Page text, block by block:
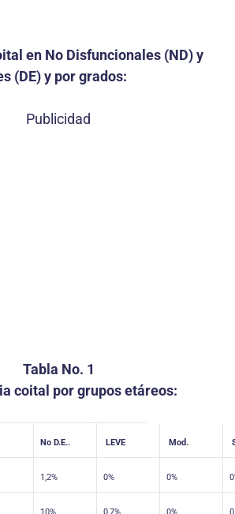
en No Disfuncionales (ND) y
(DE) y por grados:
Publicidad
Tabla No. 1
coital por grupos etáreos:
No D.E.. LEVE Mod.
1,2% 0% 0%